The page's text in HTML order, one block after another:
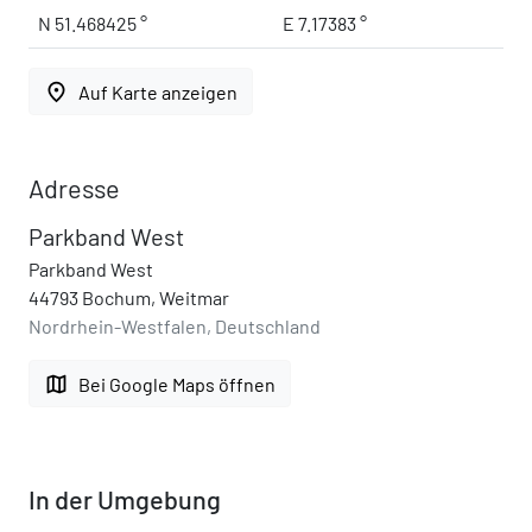
N 51.468425 ° E 7.17383 °
place Auf Karte anzeigen
Adresse
Parkband West
Parkband West
44793 Bochum, Weitmar
Nordrhein-Westfalen, Deutschland
map Bei Google Maps öffnen
In der Umgebung